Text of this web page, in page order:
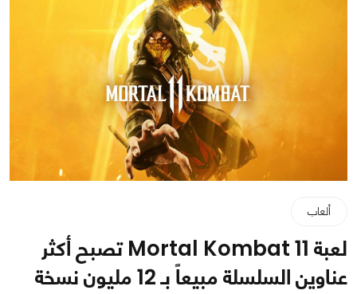
ألعاب
لعبة Mortal Kombat 11 تصبح أكثر
عناوين السلسلة مبيعاً بـ 12 مليون نسخة